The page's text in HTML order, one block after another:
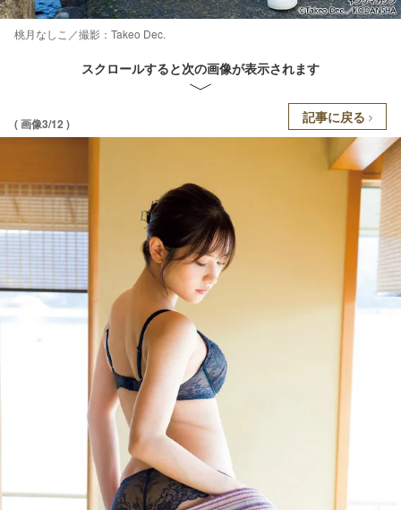
桃月なしこ／撮影：Takeo Dec.
スクロールすると次の画像が表示されます
( 画像3/12 ) 記事に戻る